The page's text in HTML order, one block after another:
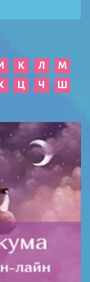
К Л
М
Ц Ч
Ш